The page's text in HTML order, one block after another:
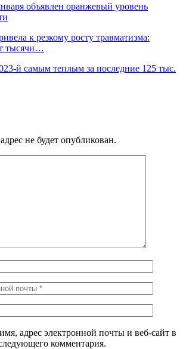
объявлен оранжевый уровень
к резкому росту травматизма:
тысячи…
й самым теплым за последние 125 тыс.
не будет опубликован.
адрес электронной почты и веб-сайт в
комментария.